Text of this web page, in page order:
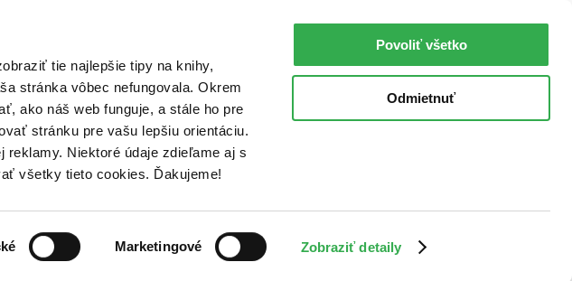
tie najlepšie tipy na knihy,
stránka vôbec nefungovala. Okrem
ako náš web funguje, a stále ho pre
stránku pre vašu lepšiu orientáciu.
reklamy. Niektoré údaje zdieľame aj s
všetky tieto cookies. Ďakujeme!
Marketingové Zobraziť detaily
Povoliť všetko
Odmietnuť